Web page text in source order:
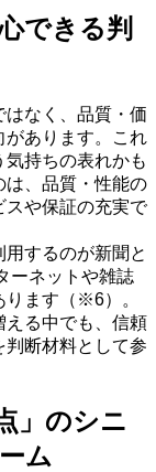
できる判
なく、品質・価
があります。これ
持ちの表れかも
は、品質・性能の
スや保証の充実で
するのが新聞と
ーネットや雑誌
ります（※6）。
える中でも、信頼
断材料として参
」のシニ
ム